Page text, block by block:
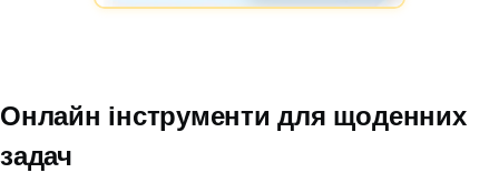
Онлайн інструменти для щоденних
задач